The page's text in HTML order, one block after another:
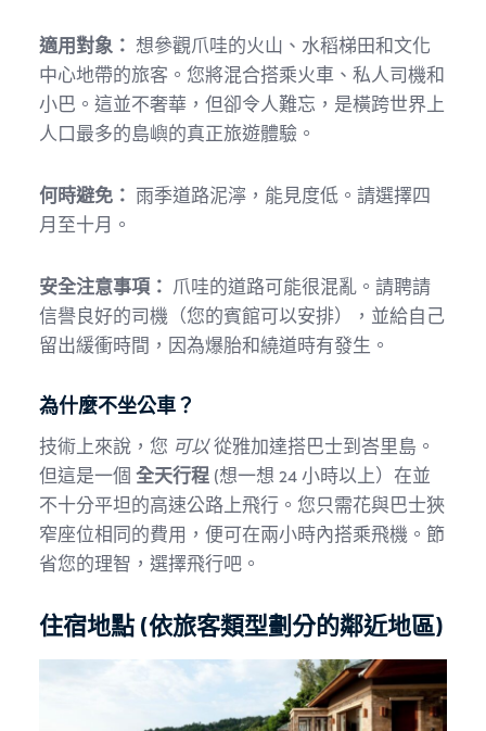
適用對象： 想參觀爪哇的火山、水稻梯田和文化
中心地帶的旅客。您將混合搭乘火車、私人司機和
小巴。這並不奢華，但卻令人難忘，是橫跨世界上
人口最多的島嶼的真正旅遊體驗。
何時避免： 雨季道路泥濘，能見度低。請選擇四
月至十月。
安全注意事項： 爪哇的道路可能很混亂。請聘請
信譽良好的司機（您的賓館可以安排），並給自己
留出緩衝時間，因為爆胎和繞道時有發生。
為什麼不坐公車？
技術上來說，您 可以從雅加達搭巴士到峇里島。
但這是一個 全天行程 (想一想 24 小時以上）在並
不十分平坦的高速公路上飛行。您只需花與巴士狹
窄座位相同的費用，便可在兩小時內搭乘飛機。節
省您的理智，選擇飛行吧。
住宿地點 (依旅客類型劃分的鄰近地區)